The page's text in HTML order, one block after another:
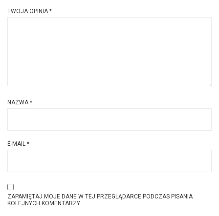
TWOJA OPINIA*
NAZWA*
E-MAIL *
ZAPAMIĘTAJ MOJE DANE W TEJ PRZEGLĄDARCE PODCZAS PISANIA
KOLEJNYCH KOMENTARZY.